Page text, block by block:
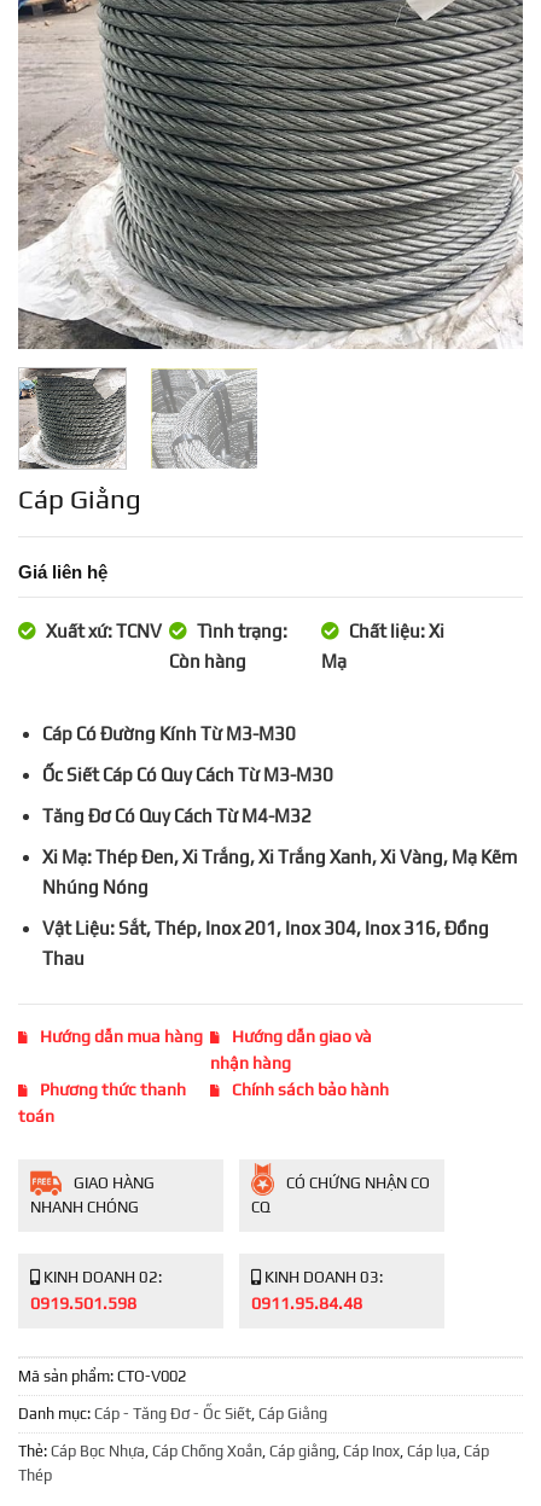
Cáp Giằng
Giá liên hệ
Xuất xứ: TCNV
Tình trạng:
Còn hàng
Chất liệu: Xi
Mạ
Cáp Có Đường Kính Từ M3-M30
Ốc Siết Cáp Có Quy Cách Từ M3-M30
Tăng Đơ Có Quy Cách Từ M4-M32
Xi Mạ: Thép Đen, Xi Trắng, Xi Trắng Xanh, Xi Vàng, Mạ Kẽm
Nhúng Nóng
Vật Liệu: Sắt, Thép, Inox 201, Inox 304, Inox 316, Đồng
Thau
Hướng dẫn mua hàng
Hướng dẫn giao và
nhận hàng
Phương thức thanh
toán
Chính sách bảo hành
GIAO HÀNG
NHANH CHÓNG
CÓ CHỨNG NHẬN CO
CQ
KINH DOANH 02:
0919.501.598
KINH DOANH 03:
0911.95.84.48
Mã sản phẩm: CTO-V002
Danh mục: Cáp - Tăng Đơ - Ốc Siết Cáp Giằng
Thẻ: Cáp Bọc Nhựa Cáp Chống Xoắn Cáp giằng Cáp Inox Cáp lụa Cáp
Thép